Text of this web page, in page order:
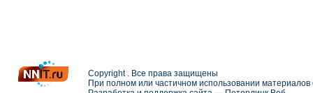
Copyright . Все права защищены
При полном или частичном использовании